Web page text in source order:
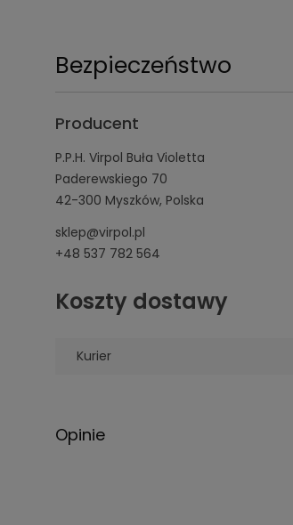
Bezpieczeństwo
Producent
P.P.H. Virpol Buła Violetta
Paderewskiego 70
42-300 Myszków, Polska
sklep@virpol.pl
+48 537 782 564
Koszty dostawy
Kurier
Opinie